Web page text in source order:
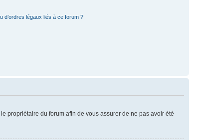
d’ordres légaux liés à ce forum ?
propriétaire du forum afin de vous assurer de ne pas avoir été